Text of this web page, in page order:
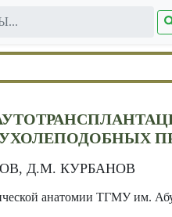
Д.М. КУРБАНОВ
анатомии ТГМУ им.